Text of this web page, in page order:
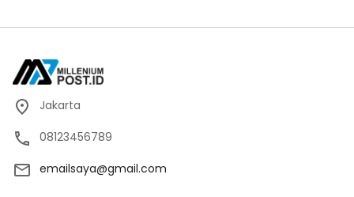
Jakarta
08123456789
emailsaya@gmail.com